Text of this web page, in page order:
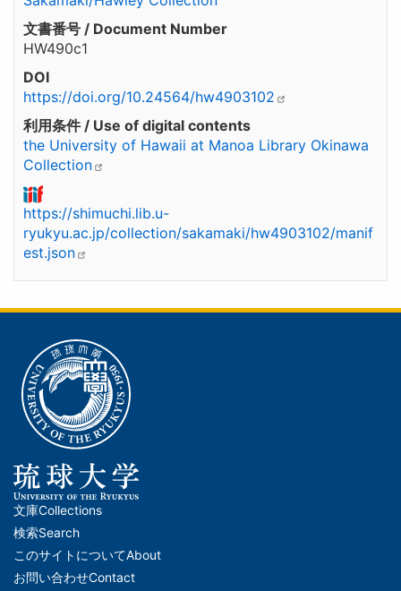
文書番号 / Document Number
HW490c1
DOI
https://doi.org/10.24564/hw4903102
利用条件 / Use of digital contents
the University of Hawaii at Manoa Library Okinawa
Collection
https://shimuchi.lib.u-
ryukyu.ac.jp/collection/sakamaki/hw4903102/manif
est.json
メ
イ
ン
文庫Collections
検索Search
このサイトについてAbout
お問い合わせContact